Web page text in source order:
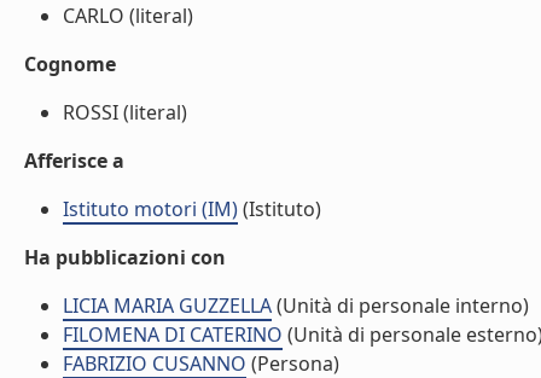
CARLO (literal)
Cognome
ROSSI (literal)
Afferisce a
Istituto motori (IM)(Istituto)
Ha pubblicazioni con
LICIA MARIA GUZZELLA(Unità di personale interno)
FILOMENA DI CATERINO (Unità di personale
FABRIZIO CUSANNO (Persona)